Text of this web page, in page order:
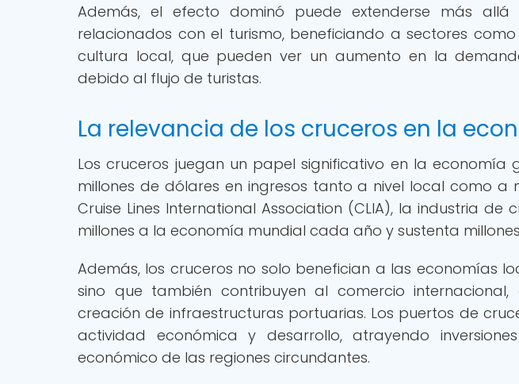
Además, el efecto dominó puede extenderse más
relacionados con el turismo, beneficiando a sectores
cultura local, que pueden ver un aumento en la
debido al flujo de turistas.
La relevancia de los cruceros en la
Los cruceros juegan un papel significativo en la economía
millones de dólares en ingresos tanto a nivel local como a
Cruise Lines International Association (CLIA), la industria
millones a la economía mundial cada año y sustenta
Además, los cruceros no solo benefician a las economías
sino que también contribuyen al comercio
creación de infraestructuras portuarias. Los puertos de
actividad económica y desarrollo, atrayendo
económico de las regiones circundantes.